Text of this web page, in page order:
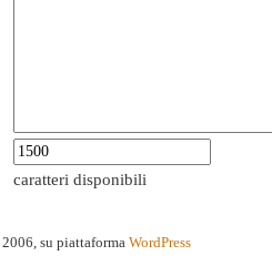
caratteri disponibili
2006, su piattaforma WordPress